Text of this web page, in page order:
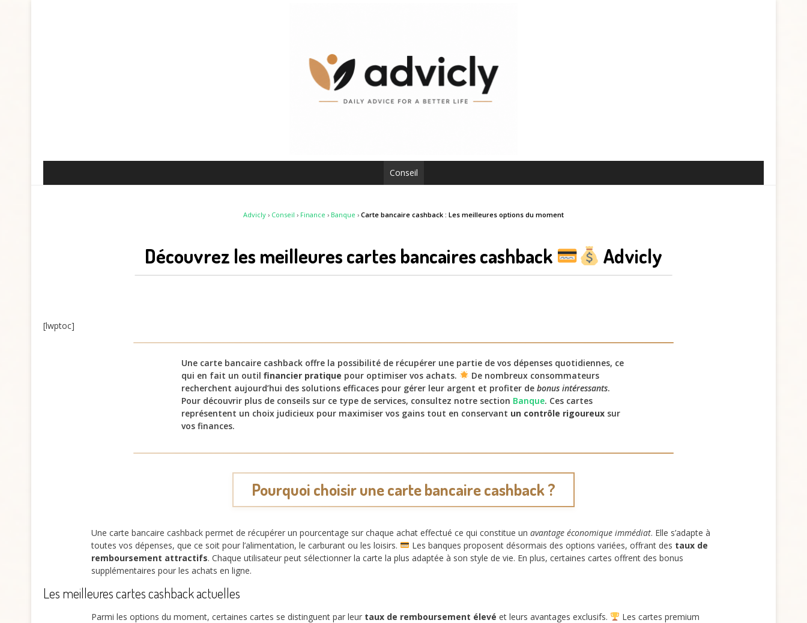
Conseil
Advicly › Conseil › Finance › Banque › Carte bancaire cashback : Les meilleures options du moment
Découvrez les meilleures cartes bancaires cashback Advicly
[lwptoc]
Une carte bancaire cashback offre la possibilité de récupérer une partie de vos dépenses quotidiennes, ce
qui en fait un outil financier pratique pour optimiser vos achats.
De nombreux consommateurs
recherchent aujourd’hui des solutions efficaces pour gérer leur argent et profiter de bonus intéressants.
Pour découvrir plus de conseils sur ce type de services, consultez notre section Banque. Ces cartes
représentent un choix judicieux pour maximiser vos gains tout en conservant un contrôle rigoureux sur
vos finances.
Pourquoi choisir une carte bancaire cashback ?
Une carte bancaire cashback permet de récupérer un pourcentage sur chaque achat effectué ce qui constitue un avantage économique immédiat. Elle s’adapte à
toutes vos dépenses, que ce soit pour l’alimentation, le carburant ou les loisirs.
Les banques proposent désormais des options variées, offrant des taux de
remboursement attractifs. Chaque utilisateur peut sélectionner la carte la plus adaptée à son style de vie. En plus, certaines cartes offrent des bonus
supplémentaires pour les achats en ligne.
Les meilleures cartes cashback actuelles
Parmi les options du moment, certaines cartes se distinguent par leur taux de remboursement élevé et leurs avantages exclusifs.
Les cartes premium